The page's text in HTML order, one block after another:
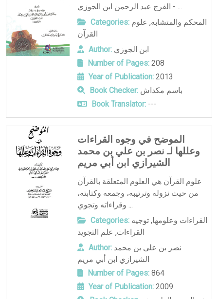
الفرج عبد الرحمن ابن الجوزي - ...
Categories:
المحكم والمتشابه, علوم
القرآن
Author: ابن الجوزي
Number of Pages:208
Year of Publication:2013
Book Checker: باسم مكداش
Book Translator:---
الموضح في وجوه القراءات
وعللها لـ نصر بن علي بن محمد
الشيرازي ابن أبي مريم
علوم القرآن هي العلوم المتعلقة بالقرآن
من حيث نزوله وترتيبه، وجمعه وكتابته،
وقراءاته وتجوي ...
Categories:
القراءات وعلومها,توجيه
القراءات, علم التجويد
Author: نصر بن علي بن محمد
الشيرازي ابن أبي مريم
Number of Pages:864
Year of Publication:2009